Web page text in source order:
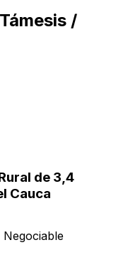
Támesis /
de 3,4
Cauca
Negociable